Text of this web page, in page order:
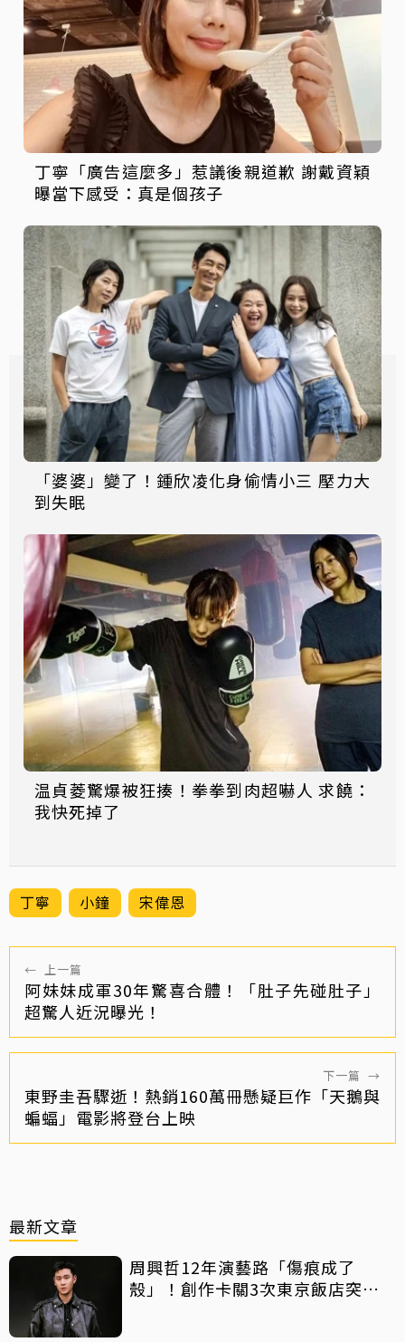
丁寧「廣告這麼多」惹議後親道歉 謝戴資穎
曝當下感受：真是個孩子
「婆婆」變了！鍾欣凌化身偷情小三 壓力大
到失眠
温貞菱驚爆被狂揍！拳拳到肉超嚇人 求饒：
我快死掉了
丁寧 小鐘 宋偉恩
← 上一篇
阿妹妹成軍30年驚喜合體！「肚子先碰肚子」
超驚人近況曝光！
下一篇 →
東野圭吾驟逝！熱銷160萬冊懸疑巨作「天鵝與
蝙蝠」電影將登台上映
最新文章
周興哲12年演藝路「傷痕成了
殼」！創作卡關3次東京飯店突找